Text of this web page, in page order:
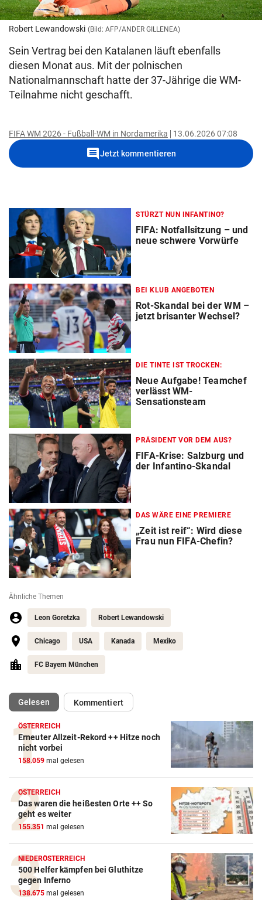
Robert Lewandowski (Bild: AFP/ANDER GILLENEA)
Sein Vertrag bei den Katalanen läuft ebenfalls
diesen Monat aus. Mit der polnischen
Nationalmannschaft hatte der 37-Jährige die WM-
Teilnahme nicht geschafft.
FIFA WM 2026 - Fußball-WM in Nordamerika 13.06.2026 07:08
commentJetzt kommentieren
STÜRZT NUN INFANTINO?
FIFA: Notfallsitzung – und
neue schwere Vorwürfe
BEI KLUB ANGEBOTEN
Rot-Skandal bei der WM –
jetzt brisanter Wechsel?
DIE TINTE IST TROCKEN:
Neue Aufgabe! Teamchef
verlässt WM-
Sensationsteam
PRÄSIDENT VOR DEM AUS?
FIFA-Krise: Salzburg und
der Infantino-Skandal
DAS WÄRE EINE PREMIERE
„Zeit ist reif“: Wird diese
Frau nun FIFA-Chefin?
Ähnliche Themen
Leon Goretzka Robert Lewandowski
Chicago USA Kanada Mexiko
FC Bayern München
Gelesen(ausgewählt)Kommentiert
ÖSTERREICH
Erneuter Allzeit-Rekord ++ Hitze noch
nicht vorbei
158.059 mal gelesen
ÖSTERREICH
Das waren die heißesten Orte ++ So
geht es weiter
155.351 mal gelesen
NIEDERÖSTERREICH
500 Helfer kämpfen bei Gluthitze
gegen Inferno
138.675 mal gelesen
Action-Cam Vergleich
ZUM VERGLEICH
Crosstrainer Vergleich
ZUM VERGLEICH
E-Bike Vergleich
ZUM VERGLEICH
Elektro-Scooter Vergleich
ZUM VERGLEICH